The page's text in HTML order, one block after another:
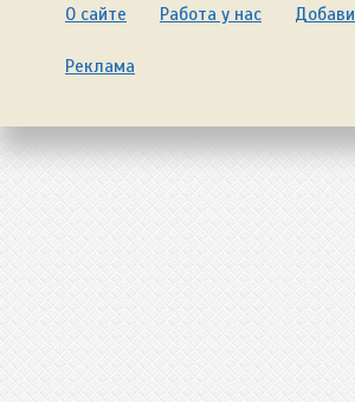
О сайте Работа у нас
Реклама